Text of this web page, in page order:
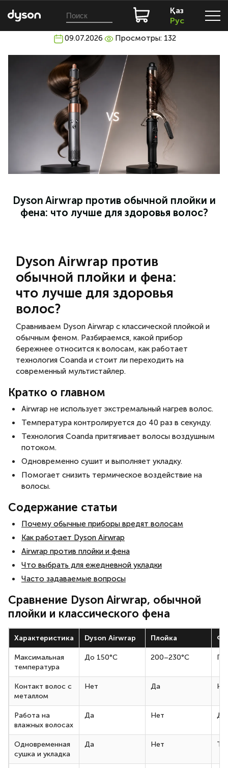
Қаз
Рус
09.07.2026 Просмотры: 132
Dyson Airwrap против обычной плойки и
фена: что лучше для здоровья волос?
Dyson Airwrap против
обычной плойки и фена:
что лучше для здоровья
волос?
Сравниваем Dyson Airwrap с классической плойкой и
обычным феном. Разбираемся, какой прибор
бережнее относится к волосам, как работает
технология Coanda и стоит ли переходить на
современный мультистайлер.
Кратко о главном
Airwrap не использует экстремальный нагрев волос.
Температура контролируется до 40 раз в секунду.
Технология Coanda притягивает волосы воздушным
потоком.
Одновременно сушит и выполняет укладку.
Помогает снизить термическое воздействие на
волосы.
Содержание статьи
Почему обычные приборы вредят волосам
Как работает Dyson Airwrap
Airwrap против плойки и фена
Что выбрать для ежедневной укладки
Часто задаваемые вопросы
Сравнение Dyson Airwrap, обычной
плойки и классического фена
Характеристика Dyson Airwrap Плойка
Максимальная
температура
До 150°C 200–230°C
Контакт волос с
металлом
Нет Да
Работа на
влажных волосах
Да Нет Да
Одновременная
сушка и укладка
Да Нет